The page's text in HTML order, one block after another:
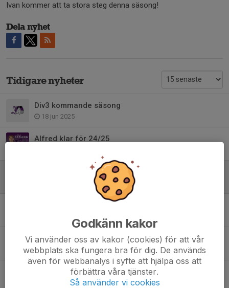
Ivan kommer att ta stora steg denna säsong!
Dela nyhet
Tidigare nyheter
Div3 kommande säsong
18 jun 2025
Alfred klar för 24/25
Ivan är klar för 24/25
Roda är klar för 24/25
Nyförvärv
10 jul 2024
Isak är tillbaka
Godkänn kakor
Vi använder oss av kakor (cookies) för att vår
webbplats ska fungera bra för dig. De används
även för webbanalys i syfte att hjälpa oss att
förbättra våra tjänster.
Så använder vi cookies